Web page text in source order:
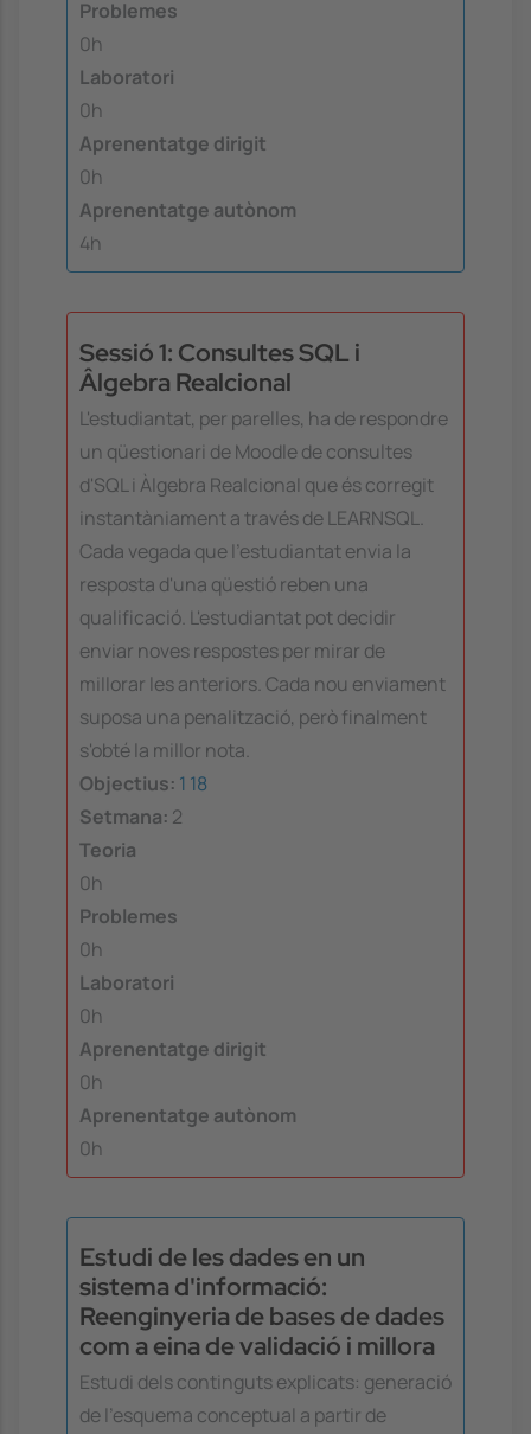
Problemes
0h
Laboratori
0h
Aprenentatge dirigit
0h
Aprenentatge autònom
4h
Sessió 1: Consultes SQL i
Âlgebra Realcional
L'estudiantat, per parelles, ha de respondre
un qüestionari de Moodle de consultes
d'SQL i Àlgebra Realcional que és corregit
instantàniament a través de LEARNSQL.
Cada vegada que l'estudiantat envia la
resposta d'una qüestió reben una
qualificació. L'estudiantat pot decidir
enviar noves respostes per mirar de
millorar les anteriors. Cada nou enviament
suposa una penalització, però finalment
s'obté la millor nota.
Objectius: 1 18
Setmana: 2
Teoria
0h
Problemes
0h
Laboratori
0h
Aprenentatge dirigit
0h
Aprenentatge autònom
0h
Estudi de les dades en un
sistema d'informació:
Reenginyeria de bases de dades
com a eina de validació i millora
Estudi dels continguts explicats: generació
de l'esquema conceptual a partir de